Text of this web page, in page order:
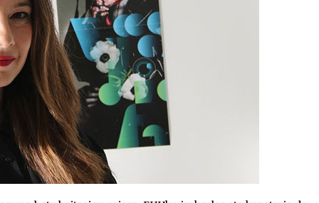
SOINUGELA: Paul McCartney eta
Ringo Starr-en lan berriak
2026/07/03